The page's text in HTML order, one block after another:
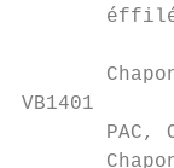
VB1401
PAC,